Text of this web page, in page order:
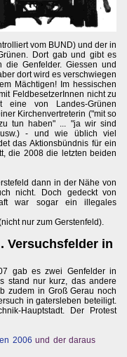
vom BUND) und der in
Dort gab und gibt es
die Genfelder. Giessen und
dort wird es verschwiegen
Mächtigen! Im hessischen
FeldbesetzerInnen nicht zu
von Landes-Grünen
Kirchenvertreterin ("mit so
tun haben" ... "ja wir sind
- und wie üblich viel
das Aktionsbündnis für ein
die 2008 die letzten beiden
dann in der Nähe von
nicht. Doch gedeckt von
war sogar ein illegales
nur zum Gerstenfeld).
Versuchsfelder in
gab es zwei Genfelder in
stand nur kurz, das andere
zudem in Groß Gerau noch
in gatersleben beteiligt.
Hauptstadt. Der Protest
2006 und der daraus